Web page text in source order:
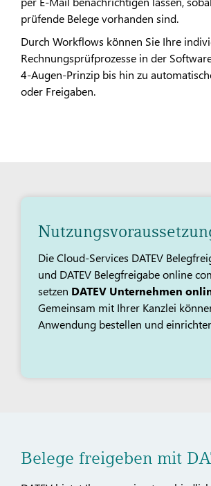
prüfende Belege vorhanden sind.
Durch Workflows können Sie Ihre
Rechnungsprüfprozesse in der
4-Augen-Prinzip bis hin zu
oder Freigaben.
Die Cloud-Services DATEV
und DATEV Belegfreigabe online
setzen DATEV Unternehmen
Gemeinsam mit Ihrer Kanzlei
Anwendung bestellen und
Belege freigeben mit